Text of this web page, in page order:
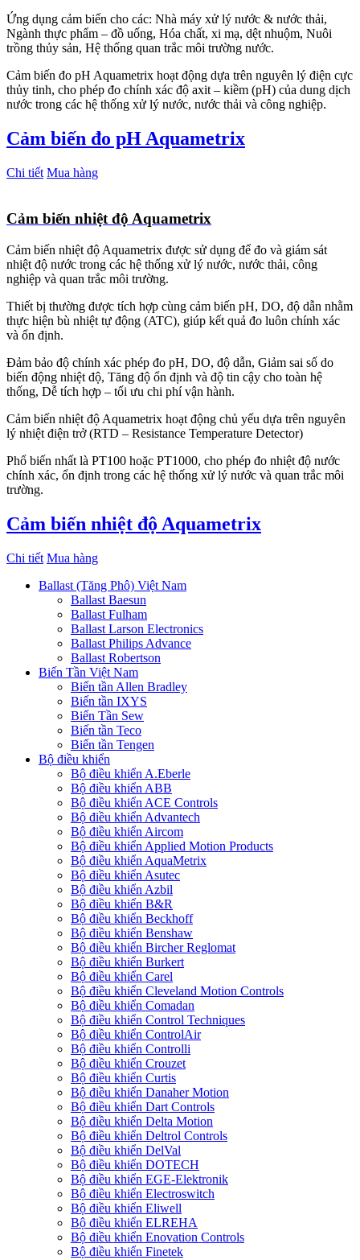
Ứng dụng cảm biến cho các: Nhà máy xử lý nước & nước thải,
Ngành thực phẩm – đồ uống, Hóa chất, xi mạ, dệt nhuộm, Nuôi
trồng thủy sản, Hệ thống quan trắc môi trường nước.
Cảm biến đo pH Aquametrix hoạt động dựa trên nguyên lý điện cực
thủy tinh, cho phép đo chính xác độ axit – kiềm (pH) của dung dịch
nước trong các hệ thống xử lý nước, nước thải và công nghiệp.
Cảm biến đo pH Aquametrix
Chi tiết Mua hàng
Cảm biến nhiệt độ Aquametrix
Cảm biến nhiệt độ Aquametrix được sử dụng để đo và giám sát
nhiệt độ nước trong các hệ thống xử lý nước, nước thải, công
nghiệp và quan trắc môi trường.
Thiết bị thường được tích hợp cùng cảm biến pH, DO, độ dẫn nhằm
thực hiện bù nhiệt tự động (ATC), giúp kết quả đo luôn chính xác
và ổn định.
Đảm bảo độ chính xác phép đo pH, DO, độ dẫn, Giảm sai số do
biến động nhiệt độ, Tăng độ ổn định và độ tin cậy cho toàn hệ
thống, Dễ tích hợp – tối ưu chi phí vận hành.
Cảm biến nhiệt độ Aquametrix hoạt động chủ yếu dựa trên nguyên
lý nhiệt điện trở (RTD – Resistance Temperature Detector)
Phổ biến nhất là PT100 hoặc PT1000, cho phép đo nhiệt độ nước
chính xác, ổn định trong các hệ thống xử lý nước và quan trắc môi
trường.
Cảm biến nhiệt độ Aquametrix
Chi tiết Mua hàng
Ballast (Tăng Phô) Việt Nam
Ballast Baesun
Ballast Fulham
Ballast Larson Electronics
Ballast Philips Advance
Ballast Robertson
Biến Tần Việt Nam
Biến tần Allen Bradley
Biến tần IXYS
Biến Tần Sew
Biến tần Teco
Biến tần Tengen
Bộ điều khiển
Bộ điều khiển A.Eberle
Bộ điều khiển ABB
Bộ điều khiển ACE Controls
Bộ điều khiển Advantech
Bộ điều khiển Aircom
Bộ điều khiển Applied Motion Products
Bộ điều khiển AquaMetrix
Bộ điều khiển Asutec
Bộ điều khiển Azbil
Bộ điều khiển B&R
Bộ điều khiển Beckhoff
Bộ điều khiển Benshaw
Bộ điều khiển Bircher Reglomat
Bộ điều khiển Burkert
Bộ điều khiển Carel
Bộ điều khiển Cleveland Motion Controls
Bộ điều khiển Comadan
Bộ điều khiển Control Techniques
Bộ điều khiển ControlAir
Bộ điều khiển Controlli
Bộ điều khiển Crouzet
Bộ điều khiển Curtis
Bộ điều khiển Danaher Motion
Bộ điều khiển Dart Controls
Bộ điều khiển Delta Motion
Bộ điều khiển Deltrol Controls
Bộ điều khiển DelVal
Bộ điều khiển DOTECH
Bộ điều khiển EGE-Elektronik
Bộ điều khiển Electroswitch
Bộ điều khiển Eliwell
Bộ điều khiển ELREHA
Bộ điều khiển Enovation Controls
Bộ điều khiển Finetek